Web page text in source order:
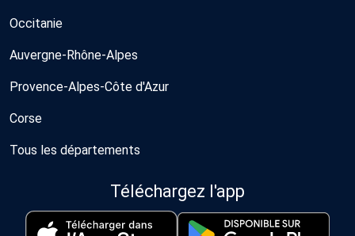
Occitanie
Auvergne-Rhône-Alpes
Provence-Alpes-Côte d'Azur
Corse
Tous les départements
Téléchargez l'app